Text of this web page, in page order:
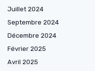
Juillet 2024
Septembre 2024
Décembre 2024
Février 2025
Avril 2025